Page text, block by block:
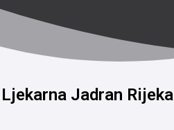
Jadran Rijeka